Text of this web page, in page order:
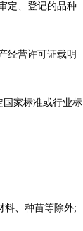
定、登记的品种
经营许可证载明
家标准或行业标
、种苗等除外;